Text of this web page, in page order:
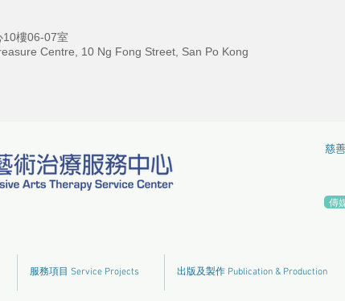
10樓06-07室
Centre, 10 Ng Fong Street, San Po Kong
慈
傳
服務項目 Service Projects 出版及製作 Publication & Production